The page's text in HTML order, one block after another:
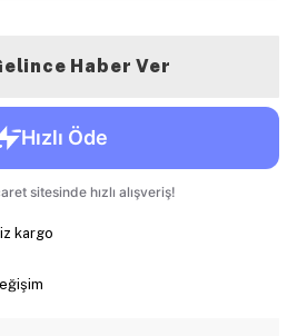
Haber Ver
kargo